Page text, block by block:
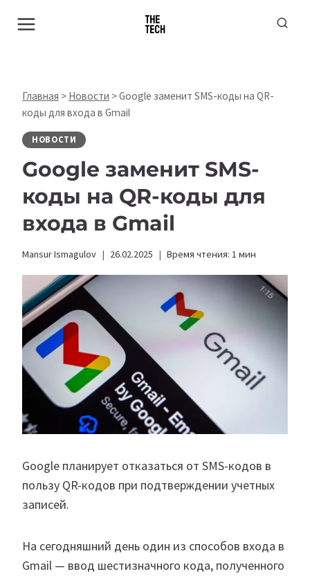
Главная > Новости >Google заменит SMS-коды на QR-
коды для входа в Gmail
НОВОСТИ
Google заменит SMS-
коды на QR-коды для
входа в Gmail
Mansur Ismagulov 26.02.2025 Время чтения: 1 мин
Google планирует отказаться от SMS-кодов в
пользу QR-кодов при подтверждении учетных
записей.
На сегодняшний день один из способов входа в
Gmail — ввод шестизначного кода, полученного